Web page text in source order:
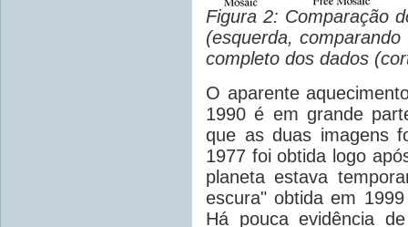
Figura 2: Comparação
(esquerda,
completo dos dados
O aparente
1990 é em grande
que as duas imagens
1977 foi obtida logo
planeta estava
escura" obtida em
Há pouca evidência